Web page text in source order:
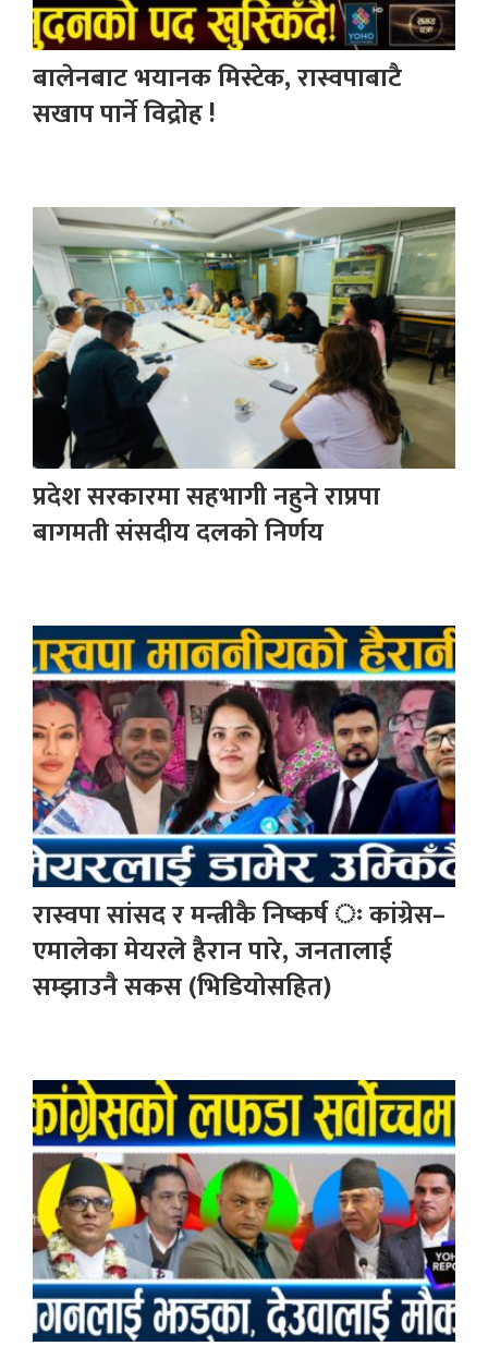
बालेनबाट भयानक मिस्टेक, रास्वपाबाटै
सखाप पार्ने विद्रोह !
प्रदेश सरकारमा सहभागी नहुने राप्रपा
बागमती संसदीय दलको निर्णय
रास्वपा सांसद र मन्त्रीकै निष्कर्ष ः कांग्रेस–
एमालेका मेयरले हैरान पारे, जनतालाई
सम्झाउनै सकस (भिडियोसहित)